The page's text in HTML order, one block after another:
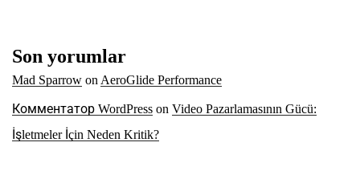
Son yorumlar
Mad Sparrow on AeroGlide Performance
Комментатор WordPress on Video Pazarlamasının Gücü:
İşletmeler İçin Neden Kritik?